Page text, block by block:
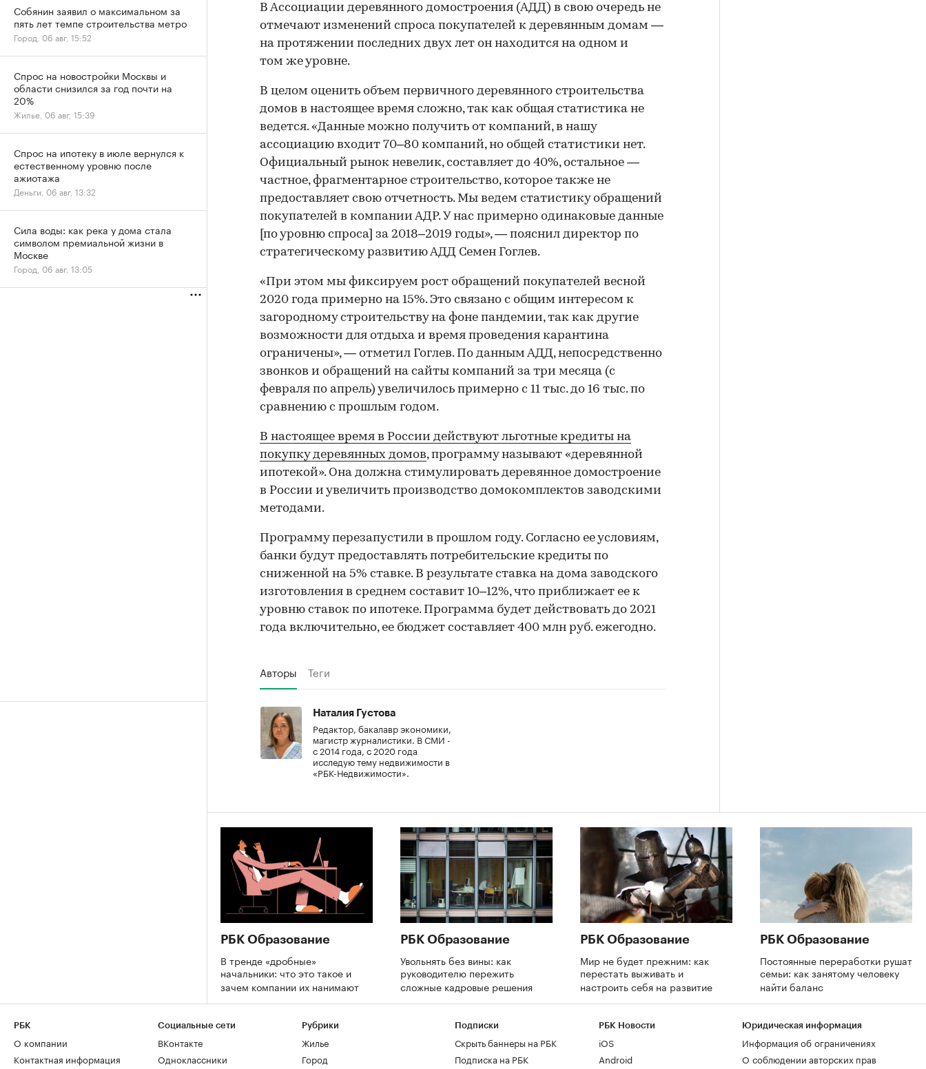
В Ассоциации деревянного домостроения (АДД) в свою очередь не
отмечают изменений спроса покупателей к деревянным домам —
на протяжении последних двух лет он находится на одном и
том же уровне.
В целом оценить объем первичного деревянного строительства
домов в настоящее время сложно, так как общая статистика не
ведется. «Данные можно получить от компаний, в нашу
ассоциацию входит 70–80 компаний, но общей статистики нет.
Официальный рынок невелик, составляет до 40%, остальное —
частное, фрагментарное строительство, которое также не
предоставляет свою отчетность. Мы ведем статистику обращений
покупателей в компании АДР. У нас примерно одинаковые данные
[по уровню спроса] за 2018–2019 годы», — пояснил директор по
стратегическому развитию АДД Семен Гоглев.
«При этом мы фиксируем рост обращений покупателей весной
2020 года примерно на 15%. Это связано с общим интересом к
загородному строительству на фоне пандемии, так как другие
возможности для отдыха и время проведения карантина
ограничены», — отметил Гоглев. По данным АДД, непосредственно
звонков и обращений на сайты компаний за три месяца (с
февраля по апрель) увеличилось примерно с 11 тыс. до 16 тыс. по
сравнению с прошлым годом.
В настоящее время в России действуют льготные кредиты на
покупку деревянных домов, программу называют «деревянной
ипотекой». Она должна стимулировать деревянное домостроение
в России и увеличить производство домокомплектов заводскими
методами.
Программу перезапустили в прошлом году. Согласно ее условиям,
банки будут предоставлять потребительские кредиты по
сниженной на 5% ставке. В результате ставка на дома заводского
изготовления в среднем составит 10–12%, что приближает ее к
уровню ставок по ипотеке. Программа будет действовать до 2021
года включительно, ее бюджет составляет 400 млн руб. ежегодно.
Авторы Теги
Наталия Густова
Редактор, бакалавр экономики,
магистр журналистики. В СМИ -
с 2014 года, с 2020 года
исследую тему недвижимости в
«РБК-Недвижимости».
РБК Образование
В тренде «дробные»
начальники: что это такое и
зачем компании их нанимают
РБК Образование
Увольнять без вины: как
руководителю пережить
сложные кадровые решения
РБК Образование
Мир не будет прежним: как
перестать выживать и
настроить себя на развитие
РБК Образование
Постоянные переработки рушат
семьи: как занятому человеку
найти баланс
Собянин заявил о максимальном за
пять лет темпе строительства метро
Город, 06 авг, 15:52
Спрос на новостройки Москвы и
области снизился за год почти на
20%
Жилье, 06 авг, 15:39
Спрос на ипотеку в июле вернулся к
естественному уровню после
ажиотажа
Деньги, 06 авг, 13:32
Сила воды: как река у дома стала
символом премиальной жизни в
Москве
Город, 06 авг, 13:05
РБК
О компании
Контактная информация
Социальные сети
ВКонтакте
Одноклассники
Рубрики
Жилье
Город
Подписки
Скрыть баннеры на РБК
Подписка на РБК
РБК Новости
iOS
Android
Юридическая информация
Информация об ограничениях
О соблюдении авторских прав